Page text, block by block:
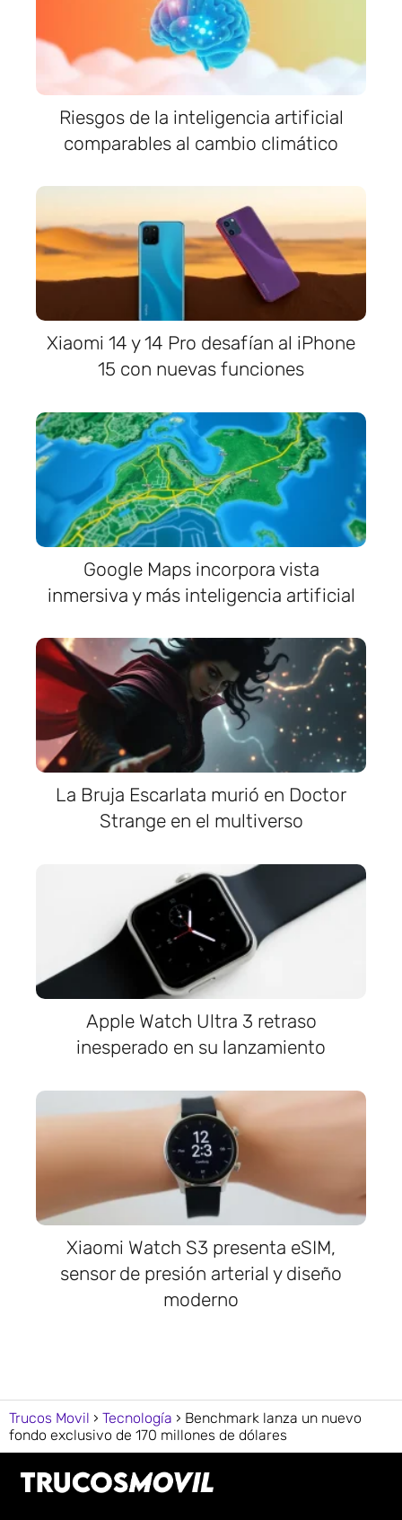
Riesgos de la inteligencia artificial
comparables al cambio climático
Xiaomi 14 y 14 Pro desafían al iPhone
15 con nuevas funciones
Google Maps incorpora vista
inmersiva y más inteligencia artificial
La Bruja Escarlata murió en Doctor
Strange en el multiverso
Apple Watch Ultra 3 retraso
inesperado en su lanzamiento
Xiaomi Watch S3 presenta eSIM,
sensor de presión arterial y diseño
moderno
Trucos Movil Tecnología
Benchmark lanza un nuevo
fondo exclusivo de 170 millones de dólares